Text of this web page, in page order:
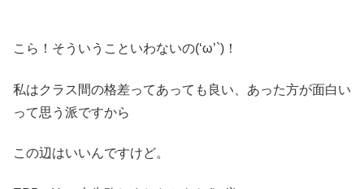
こら！そういうこといわないの(‘ω’`)！
私はクラス間の格差ってあっても良い、あった方が面白い
って思う派ですから
この辺はいいんですけど。